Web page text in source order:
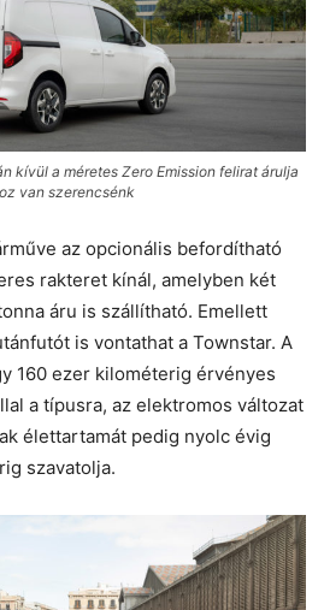
kívül a méretes Zero Emission felirat árulja
van szerencsénk
az opcionális befordítható
rakteret kínál, amelyben két
áru is szállítható. Emellett
is vontathat a Townstar. A
160 ezer kilométerig érvényes
a típusra, az elektromos változat
élettartamát pedig nyolc évig
szavatolja.